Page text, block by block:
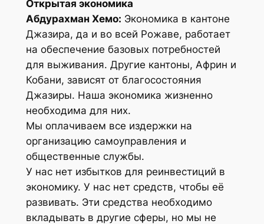
Открытая экономика
Абдурахман Хемо: Экономика в кантоне
Джазира, да и во всей Рожаве, работает
на обеспечение базовых потребностей
для выживания. Другие кантоны, Африн и
Кобани, зависят от благосостояния
Джазиры. Наша экономика жизненно
необходима для них.
Мы оплачиваем все издержки на
организацию самоуправления и
общественные службы.
У нас нет избытков для реинвестиций в
экономику. У нас нет средств, чтобы её
развивать. Эти средства необходимо
вкладывать в другие сферы, но мы не